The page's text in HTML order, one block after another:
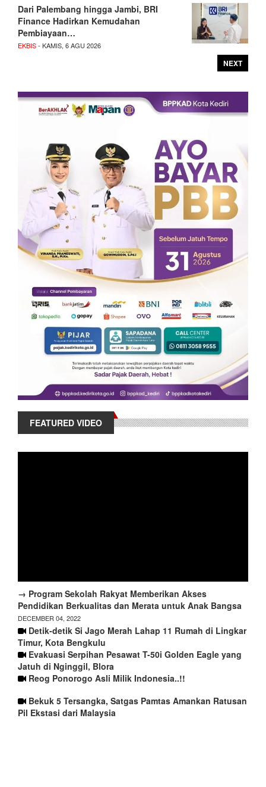
Dari Palembang hingga Jambi, BRI
Finance Hadirkan Kemudahan
Pembiayaan…
EKBIS- KAMIS, 6 AGU 2026
NEXT
FEATURED VIDEO
→ Program Sekolah Rakyat Memberikan Akses
Pendidikan Berkualitas dan Merata untuk Anak Bangsa
DECEMBER 04, 2022
Detik-detik Si Jago Merah Lahap 11 Rumah di Lingkar
Timur, Kota Bengkulu
Evakuasi Serpihan Pesawat T-50i Golden Eagle yang
Jatuh di Nginggil, Blora
Reog Ponorogo Asli Milik Indonesia..!!
Bekuk 5 Tersangka, Satgas Pamtas Amankan Ratusan
Pil Ekstasi dari Malaysia